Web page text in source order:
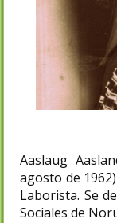
Aaslaug
agosto de
Laborista. Se
Sociales de